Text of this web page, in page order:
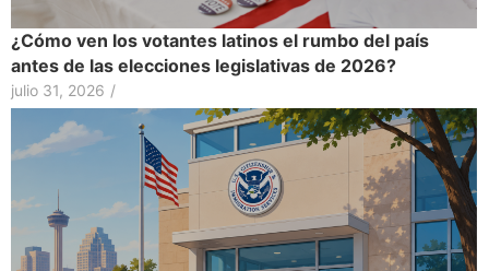
¿Cómo ven los votantes latinos el rumbo del país
antes de las elecciones legislativas de 2026?
julio 31, 2026 /